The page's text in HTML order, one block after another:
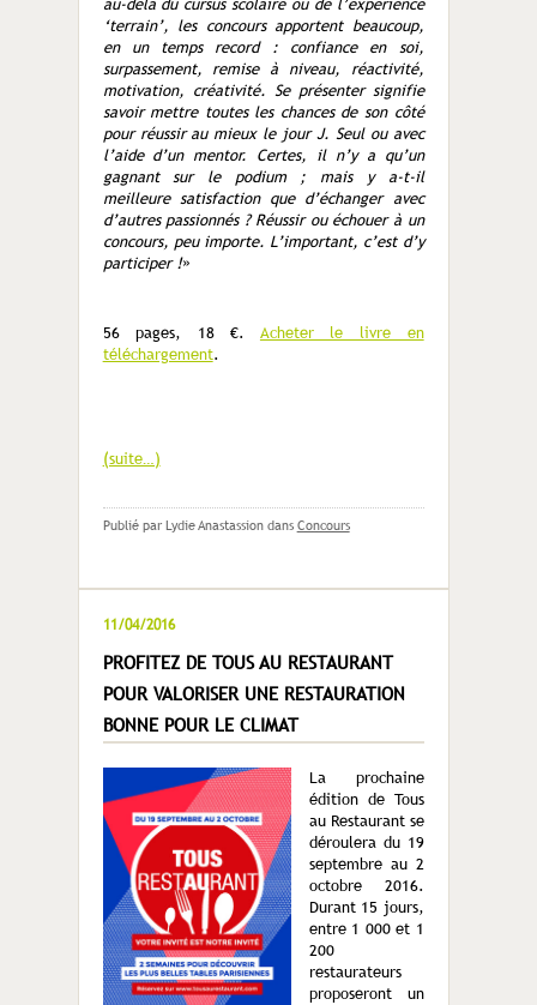
au-delà du cursus scolaire ou de l’expérience
‘terrain’, les concours apportent beaucoup,
en un temps record : confiance en soi,
surpassement, remise à niveau, réactivité,
motivation, créativité. Se présenter signifie
savoir mettre toutes les chances de son côté
pour réussir au mieux le jour J. Seul ou avec
l’aide d’un mentor. Certes, il n’y a qu’un
gagnant sur le podium ; mais y a-t-il
meilleure satisfaction que d’échanger avec
d’autres passionnés ? Réussir ou échouer à un
concours, peu importe. L’important, c’est d’y
participer !»
56 pages, 18 €. Acheter le livre en
téléchargement.
(suite…)
Publié par Lydie Anastassion dans Concours
11/04/2016
PROFITEZ DE TOUS AU RESTAURANT
POUR VALORISER UNE RESTAURATION
BONNE POUR LE CLIMAT
La prochaine
édition de Tous
au Restaurant se
déroulera du 19
septembre au 2
octobre 2016.
Durant 15 jours,
entre 1 000 et 1
200
restaurateurs
proposeront un